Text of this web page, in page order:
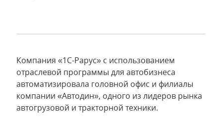
Компания «1С-Рарус» c использованием
отраслевой программы для автобизнеса
автоматизировала головной офис и филиалы
компании «Автодин», одного из лидеров рынка
автогрузовой и тракторной техники.